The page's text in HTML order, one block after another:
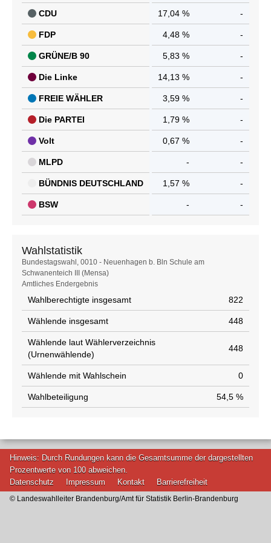
CDU 17,04 % -
FDP 4,48 % -
GRÜNE/B 90 5,83 % -
Die Linke 14,13 % -
FREIE WÄHLER 3,59 % -
Die PARTEI 1,79 % -
Volt 0,67 % -
MLPD - -
BÜNDNIS DEUTSCHLAND 1,57 % -
BSW - -
Wahlstatistik
Wahlstatistik
Bundestagswahl, 0010 - Neuenhagen b. Bln Schule am
Schwanenteich III (Mensa)
Amtliches Endergebnis
Wahlberechtigte insgesamt 822
Wählende insgesamt 448
Wählende laut Wählerverzeichnis
(Urnenwählende)
448
Wählende mit Wahlschein 0
Wahlbeteiligung 54,5 %
Hinweis: Durch Rundungen kann die Gesamtsumme der dargestellten
Prozentwerte von 100 abweichen.
Datenschutz
Impressum Kontakt Barrierefreiheit
© Landeswahlleiter Brandenburg/Amt für Statistik Berlin-Brandenburg